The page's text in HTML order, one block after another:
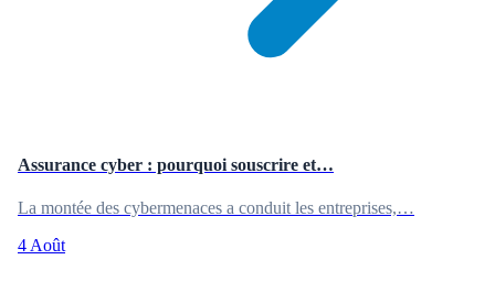
Assurance cyber : pourquoi souscrire et…
La montée des cybermenaces a conduit les entreprises,…
4 Août